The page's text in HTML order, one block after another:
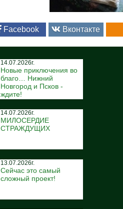
Facebook Вконтакте
14.07.2026г.
Новые приключения во
благо… Нижний
Новгород и Псков -
ждите!
14.07.2026г.
МИЛОСЕРДИЕ
СТРАЖДУЩИХ
13.07.2026г.
Сейчас это самый
сложный проект!